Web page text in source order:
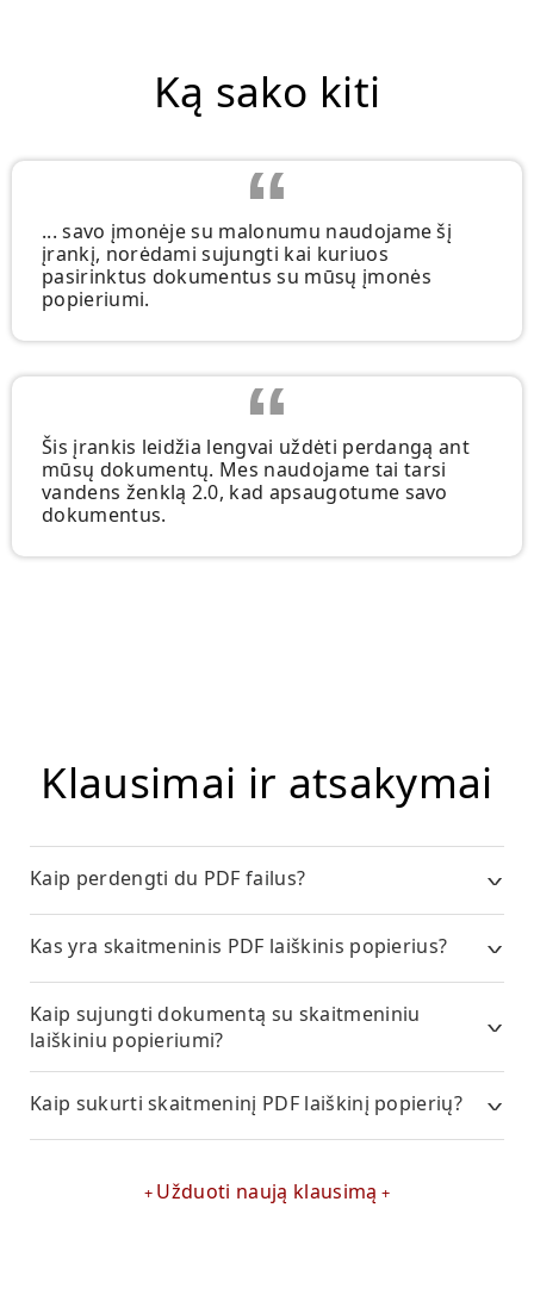
Ką sako kiti
... savo įmonėje su malonumu naudojame šį
įrankį, norėdami sujungti kai kuriuos
pasirinktus dokumentus su mūsų įmonės
popieriumi.
Šis įrankis leidžia lengvai uždėti perdangą ant
mūsų dokumentų. Mes naudojame tai tarsi
vandens ženklą 2.0, kad apsaugotume savo
dokumentus.
Klausimai ir atsakymai
Kaip perdengti du PDF failus?
Kas yra skaitmeninis PDF laiškinis popierius?
Kaip sujungti dokumentą su skaitmeniniu
laiškiniu popieriumi?
Kaip sukurti skaitmeninį PDF laiškinį popierių?
Užduoti naują klausimą